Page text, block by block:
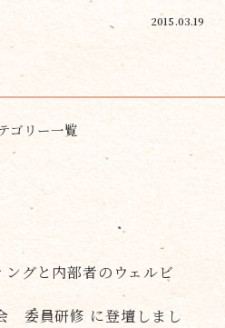
2015.03.19
ゴリー一覧
グと内部者のウェルビ
委員研修 に登壇しまし